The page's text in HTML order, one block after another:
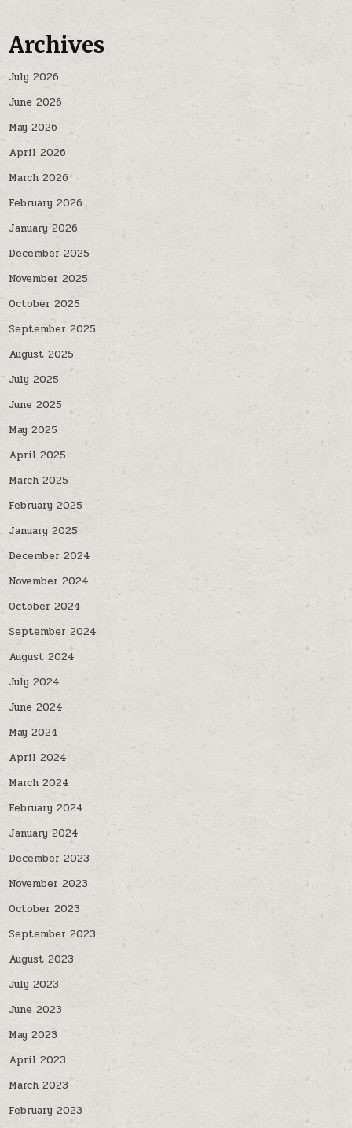
Archives
July 2026
June 2026
May 2026
April 2026
March 2026
February 2026
January 2026
December 2025
November 2025
October 2025
September 2025
August 2025
July 2025
June 2025
May 2025
April 2025
March 2025
February 2025
January 2025
December 2024
November 2024
October 2024
September 2024
August 2024
July 2024
June 2024
May 2024
April 2024
March 2024
February 2024
January 2024
December 2023
November 2023
October 2023
September 2023
August 2023
July 2023
June 2023
May 2023
April 2023
March 2023
February 2023